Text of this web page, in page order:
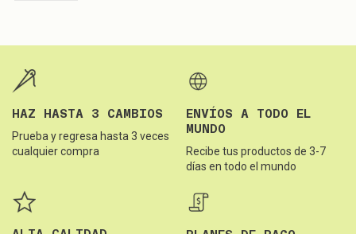
HAZ HASTA 3 CAMBIOS
Prueba y regresa hasta 3 veces
cualquier compra
ENVÍOS A TODO EL
MUNDO
Recibe tus productos de 3-7
días en todo el mundo